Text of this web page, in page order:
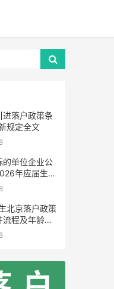
进落户政策条
规定全文
的单位企业公
年应届生留
北京落户政策
程及年龄限